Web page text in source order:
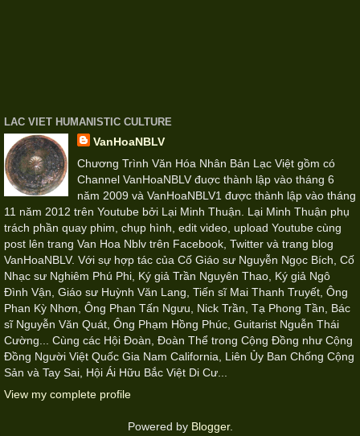
LAC VIET HUMANISTIC CULTURE
VanHoaNBLV
Chương Trình Văn Hóa Nhân Bản Lạc Việt gồm có
Channel VanHoaNBLV đuợc thành lập vào tháng 6
năm 2009 và VanHoaNBLV1 được thành lập vào tháng
11 năm 2012 trên Youtube bởi Lại Minh Thuận. Lại Minh Thuận phụ
trách phần quay phim, chụp hình, edit video, upload Youtube cùng
post lên trang Van Hoa Nblv trên Facebook, Twitter và trang blog
VanHoaNBLV. Với sự hợp tác của Cố Giáo sư Nguyễn Ngọc Bích, Cố
Nhạc sư Nghiêm Phú Phi, Ký giả Trần Nguyên Thao, Ký giả Ngô
Đình Vận, Giáo sư Huỳnh Văn Lang, Tiến sĩ Mai Thanh Truyết, Ông
Phan Kỳ Nhơn, Ông Phan Tấn Ngưu, Nick Trần, Tạ Phong Tần, Bác
sĩ Nguyễn Văn Quát, Ông Phạm Hồng Phúc, Guitarist Nguễn Thái
Cường... Cùng các Hội Đoàn, Đoàn Thể trong Cộng Đồng như Cộng
Đồng Người Việt Quốc Gia Nam California, Liên Ủy Ban Chống Cộng
Sản và Tay Sai, Hội Ái Hữu Bắc Việt Di Cư...
View my complete profile
Powered by Blogger.